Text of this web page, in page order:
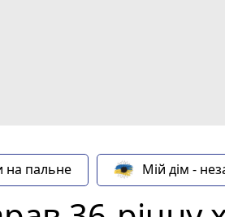
на пальне Мій дім -